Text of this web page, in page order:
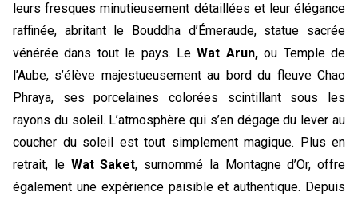
leurs fresques minutieusement détaillées et leur élégance
raffinée, abritant le Bouddha d’Émeraude, statue sacrée
vénérée dans tout le pays. Le Wat Arun, ou Temple de
l’Aube, s’élève majestueusement au bord du fleuve Chao
Phraya, ses porcelaines colorées scintillant sous les
rayons du soleil. L’atmosphère qui s’en dégage du lever au
coucher du soleil est tout simplement magique. Plus en
retrait, le Wat Saket, surnommé la Montagne d’Or, offre
également une expérience paisible et authentique. Depuis